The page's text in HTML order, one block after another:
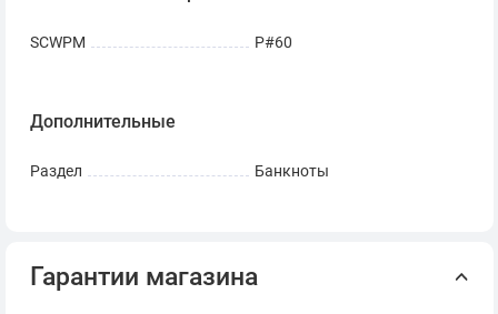
SCWPM Р#60
Дополнительные
Раздел Банкноты
Гарантии магазина